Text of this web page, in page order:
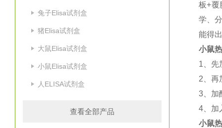
兔子Elisa试剂盒
猪Elisa试剂盒
大鼠Elisa试剂盒
小鼠Elisa试剂盒
人ELISA试剂盒
查看全部产品
板+覆
学、
能得
小鼠
1 、
2 、
3 、
4 、
小鼠